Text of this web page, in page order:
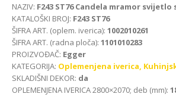
NAZIV: F243 ST76 Candela mramor svijetlo
KATALOŠKI BROJ: F243 ST76
ŠIFRA ART. (oplem. iverica): 1002010261
ŠIFRA ART. (radna ploča): 1101010283
PROIZVOĐAČ: Egger
KATEGORIJA: Oplemenjena iverica,
SKLADIŠNI DEKOR: da
OPLEMENJENA IVERICA 2800×2070; deb (mm):